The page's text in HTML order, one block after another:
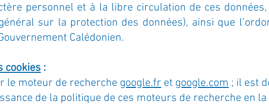
personnel et à la libre circulation de ces
sur la protection des données), ainsi que
Calédonien.
cookies :
le moteur de recherche google.fr et google.com ; il est
de la politique de ces moteurs de recherche en